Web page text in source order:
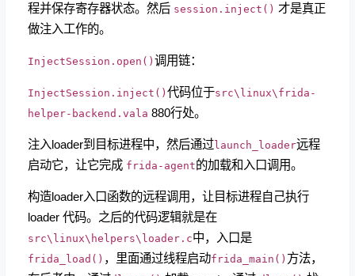
程并保存寄存器状态。然后 session.inject() 才是真正
做注入工作的。
InjectSession.open()调用链：
InjectSession.inject()代码位于src\linux\frida-
helper-backend.vala 880行处。
注入loader到目标进程中，然后通过launch_loader远程
启动它，让它完成 frida-agent的加载和入口调用。
构造loader入口函数的远程调用，让目标进程自己执行
loader 代码。之后的代码逻辑就是在
src\linux\helpers\loader.c中，入口是
frida_load() ，里面通过线程启动frida_main() 方法，